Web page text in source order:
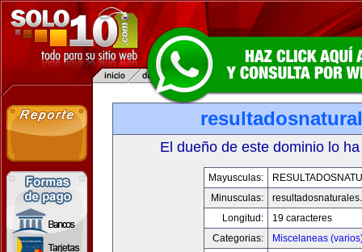
El dueño de este dominio lo
Mayusculas:
Minusculas:
Longitud:
19 caracteres
Categorias:
Miscelaneas